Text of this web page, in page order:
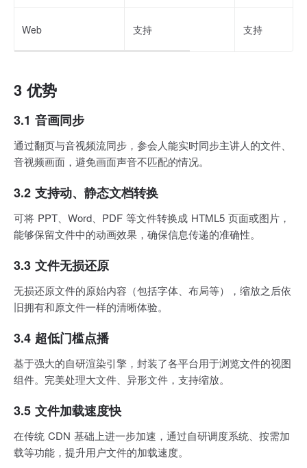
Web 支持 支持
3 优势
3.1 音画同步
通过翻页与音视频流同步，参会人能实时同步主讲人的文件、
音视频画面，避免画面声音不匹配的情况。
3.2 支持动、静态文档转换
可将 PPT、Word、PDF 等文件转换成 HTML5 页面或图片，
能够保留文件中的动画效果，确保信息传递的准确性。
3.3 文件无损还原
无损还原文件的原始内容（包括字体、布局等），缩放之后依
旧拥有和原文件一样的清晰体验。
3.4 超低门槛点播
基于强大的自研渲染引擎，封装了各平台用于浏览文件的视图
组件。完美处理大文件、异形文件，支持缩放。
3.5 文件加载速度快
在传统 CDN 基础上进一步加速，通过自研调度系统、按需加
载等功能，提升用户文件的加载速度。